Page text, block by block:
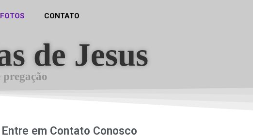
FOTOS CONTATO
de Jesus
Entre em Contato Conosco